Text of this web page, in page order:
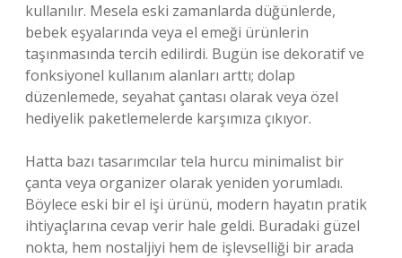
kullanılır. Mesela eski zamanlarda düğünlerde,
bebek eşyalarında veya el emeği ürünlerin
taşınmasında tercih edilirdi. Bugün ise dekoratif ve
fonksiyonel kullanım alanları arttı; dolap
düzenlemede, seyahat çantası olarak veya özel
hediyelik paketlemelerde karşımıza çıkıyor.
Hatta bazı tasarımcılar tela hurcu minimalist bir
çanta veya organizer olarak yeniden yorumladı.
Böylece eski bir el işi ürünü, modern hayatın pratik
ihtiyaçlarına cevap verir hale geldi. Buradaki güzel
nokta, hem nostaljiyi hem de işlevselliği bir arada